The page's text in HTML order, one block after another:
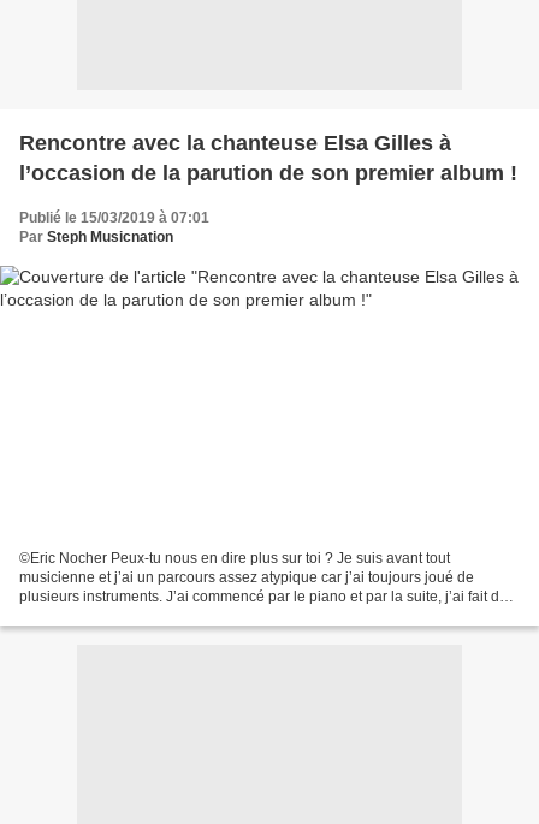
Rencontre avec la chanteuse Elsa Gilles à
l’occasion de la parution de son premier album !
Publié le 15/03/2019 à 07:01
Par Steph Musicnation
©Eric Nocher Peux-tu nous en dire plus sur toi ? Je suis avant tout
musicienne et j’ai un parcours assez atypique car j’ai toujours joué de
plusieurs instruments. J’ai commencé par le piano et par la suite, j’ai fait de